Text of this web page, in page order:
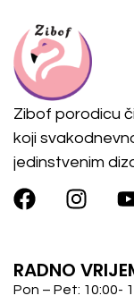
Zibof porodicu
koji
jedinstvenim
RADNO
Pon – Pet: 10:00-